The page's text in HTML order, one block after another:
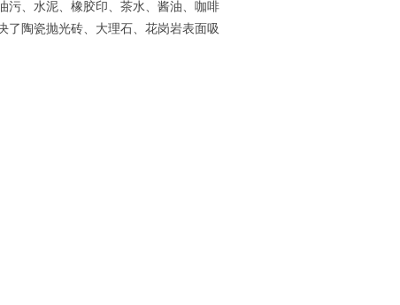
污、水泥、橡胶印、茶水、酱油、咖啡
了陶瓷抛光砖、大理石、花岗岩表面吸